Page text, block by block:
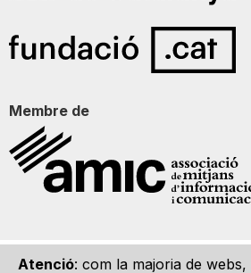
Atenció: com la majoria de webs,
Membre de
Qui som Contacte Imatge Gràfica